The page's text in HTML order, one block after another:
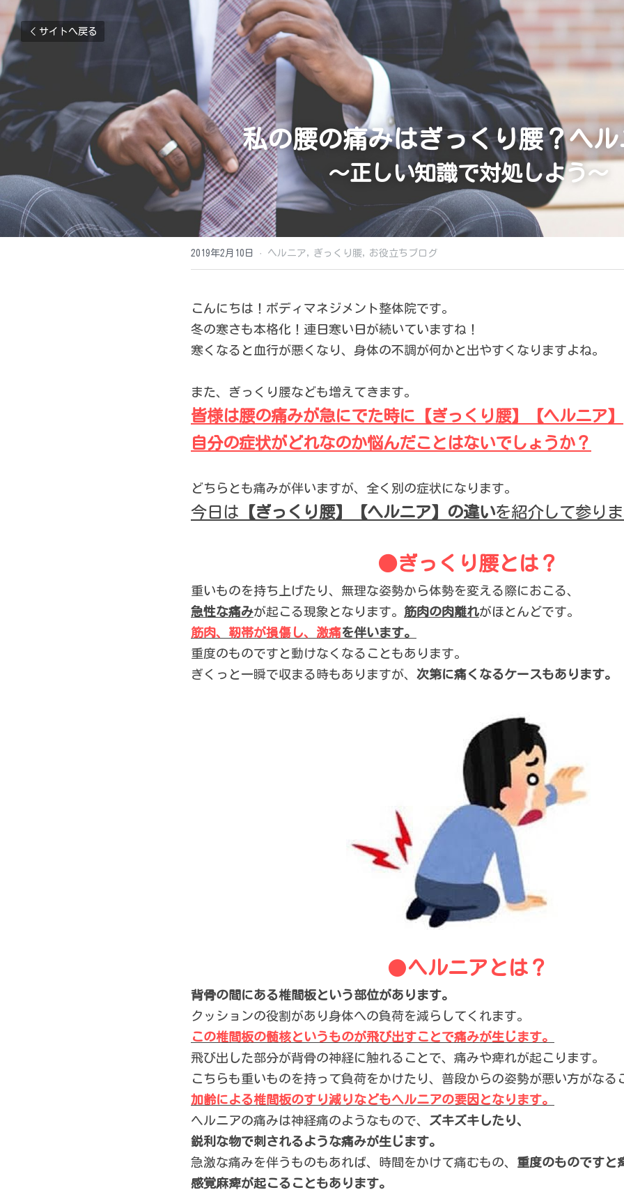
サイトへ戻る
私の腰の痛みはぎっくり腰？ヘ
～正しい知識で対処しよう～
2019年2月10日 · ヘルニア, ぎっくり腰, お役立ちブログ
こんにちは！ボディマネジメント整体院です。
冬の寒さも本格化！連日寒い日が続いていますね！
寒くなると血行が悪くなり、身体の不調が何かと出やすくなりますよね。
また、ぎっくり腰なども増えてきます。
皆様は腰の痛みが急にでた時に【ぎっくり腰】【ヘルニア】
自分の症状がどれなのか悩んだことはないでしょうか？
どちらとも痛みが伴いますが、全く別の症状になります。
今日は 【ぎっくり腰】【ヘルニア】の違いを紹介して参り
●ぎっくり腰とは？
重いものを持ち上げたり、無理な姿勢から体勢を変える際におこる、
急性な痛みが起こる現象となります。 筋肉の肉離れがほとんどです。
筋肉、靭帯が損傷し、激痛を伴います。
重度のものですと動けなくなることもあります。
ぎくっと一瞬で収まる時もありますが、 次第に痛くなるケースもあります。
●ヘルニアとは？
背骨の間にある椎間板という部位があります。
クッションの役割があり身体への負荷を減らしてくれます。
この椎間板の髄核というものが飛び出すことで痛みが生じます。
飛び出した部分が背骨の神経に触れることで、痛みや痺れが起こります。
こちらも重いものを持って負荷をかけたり、普段からの姿勢が悪い方がなる
加齢による椎間板のすり減りなどもヘルニアの要因となります。
ヘルニアの痛みは神経痛のようなもので、
ズキズキしたり、
鋭利な物で刺されるような痛みが生じます。
急激な痛みを伴うものもあれば、時間をかけて痛むもの、 重度のものですと
感覚麻痺が起こることもあります。